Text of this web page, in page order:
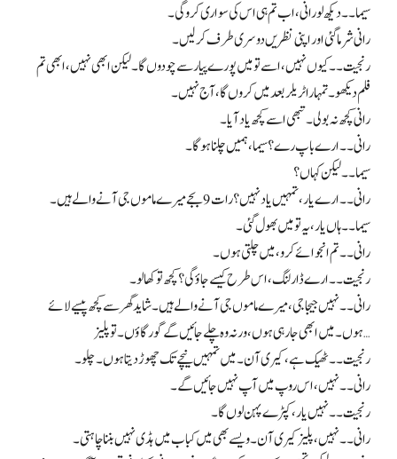
سیما۔۔ دیکھ لو رانی، اب تم ہی اس کی سواری کرو گی۔
رانی شرما گئی اور اپنی نظریں دوسری طرف کرلیں۔
رنجیت۔۔ کیوں نہیں، اسے تو میں پورے پیار سے چودوں گا۔ لیکن ابھی نہیں، ابھی تم
فلم دیکھو۔ تمہارا ٹریلر بعد میں کروں گا، آج نہیں۔
رانی کچھ نہ بولی۔ تبھی اسے کچھ یاد آیا۔
رانی۔۔ ارے باپ رے؟ سیما، ہمیں چلنا ہوگا۔
سیما۔۔ لیکن کہاں؟
رانی۔۔ ارے یار، تمہیں یاد نہیں؟ رات 9 بجے میرے ماموں جی آنے والے ہیں۔
سیما۔۔ ہاں یار، یہ تو میں بھول گئی۔
رانی۔۔ تم انجوائے کرو، میں چلتی ہوں۔
رنجیت۔۔ ارے ڈارلنگ، اس طرح کیسے جاؤ گی؟ کچھ تو کھا لو۔
رانی۔۔ نہیں جیجاجی، میرے ماموں جی آنے والے ہیں۔ شاید گھر سے کچھ پیسے لائے
ہوں۔ میں ابھی جا رہی ہوں، ورنہ وہ چلے جائیں گے گورگاؤں۔ تو پلیز…
رنجیت۔۔ ٹھیک ہے، کیری آن۔ میں تمہیں نیچے تک چھوڑ دیتا ہوں۔ چلو۔
رانی۔۔ نہیں، اس روپ میں آپ نہیں جائیں گے۔
رنجیت۔۔ نہیں یار، کپڑے پہن لوں گا۔
رانی۔۔ نہیں، پلیز کیری آن۔ ویسے بھی میں کباب میں ہڈی نہیں بننا چاہتی۔